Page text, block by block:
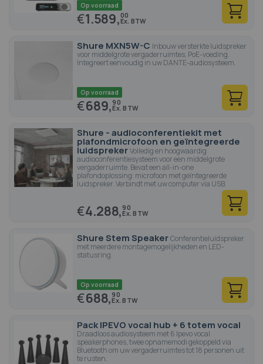
Op voorraad
€1.589,00
Shure MXN5W-C Inbouw versterkte luidspreker
voor middelgrote vergaderruimtes, PoE-voeding.
Integreert eenvoudig in uw DANTE-audiosysteem.
Op voorraad
€689,90
Shure - audioconferentiekit met
plafondmicrofoon en geïntegreerde
luidsprekerVolledig en hoogwaardig
audioconferentiesysteem voor een middelgrote
vergaderruimte. Bevat een all-in-one
plafondoplossing: microfoon met geïntegreerde
luidspreker. Verbindt met uw computer via USB.
€4.288,90
Shure Stem SpeakerConferentieluidspreker
met meerdere montagemogelijkheden en LED-
statusring.
Op voorraad
€688,90
Pack IPEVO vocal hub + 6 totem vocal
Draadloos audiosysteem met 6 Ipevo vocal
speakerphones, twee opnamemodi gekoppeld via
Bluetooth om uw vergaderruimtes tot 18 personen uit
te rusten.